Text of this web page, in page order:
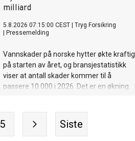
milliard
5.8.2026 07:15:00 CEST
Tryg Forsikring
Pressemelding
Vannskader på norske hytter økte kraftig
på starten av året, og bransjestatistikk
viser at antall skader kommer til å
passere 10.000 i 2026. Det er en økning
ble langt større enn de hadde trengt å
være, sier kommunikasjonsrådgiver
5 Siste